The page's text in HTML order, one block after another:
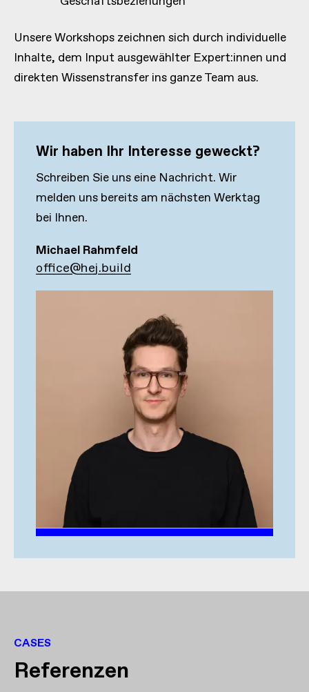
Unsere Workshops zeichnen sich durch individuelle
Inhalte, dem Input ausgewählter Expert:innen und
direkten Wissenstransfer ins ganze Team aus.
Wir haben Ihr Interesse geweckt?
Schreiben Sie uns eine Nachricht. Wir
melden uns bereits am nächsten Werktag
bei Ihnen.
Michael Rahmfeld
office@hej.build
CASES
Referenzen